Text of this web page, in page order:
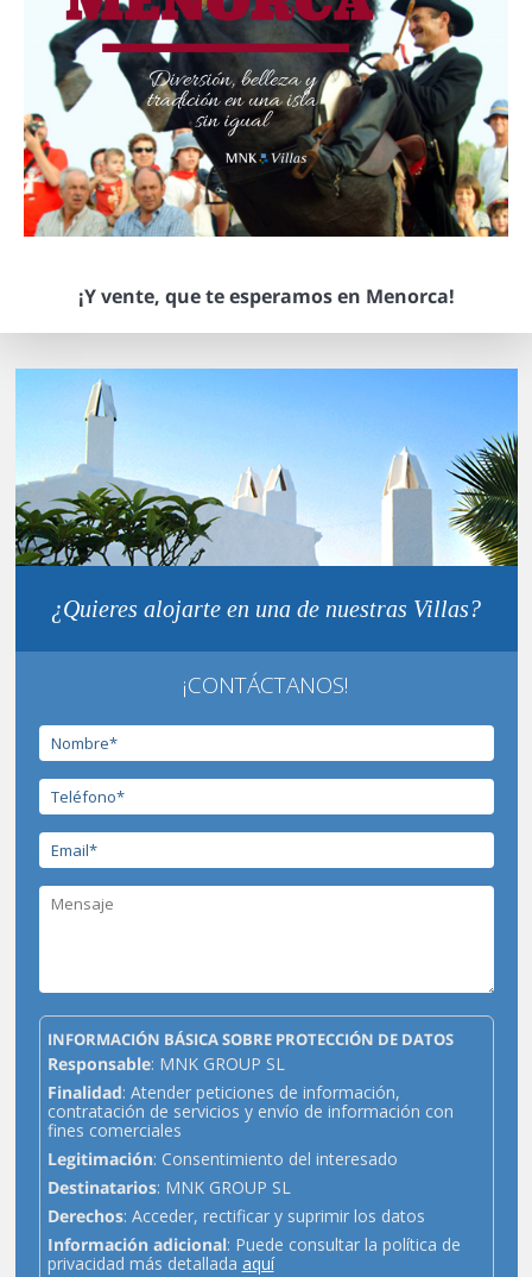
¡Y vente, que te esperamos en Menorca!
¿Quieres alojarte en una de nuestras Villas?
¡CONTÁCTANOS!
INFORMACIÓN BÁSICA SOBRE PROTECCIÓN DE DATOS
Responsable: MNK GROUP SL
Finalidad: Atender peticiones de información,
contratación de servicios y envío de información con
fines comerciales
Legitimación: Consentimiento del interesado
Destinatarios: MNK GROUP SL
Derechos: Acceder, rectificar y suprimir los datos
Información adicional: Puede consultar la política de
privacidad más detallada aquí